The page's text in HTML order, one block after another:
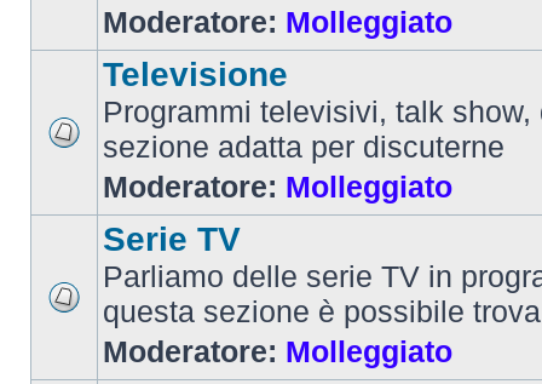
Moderatore: Molleggiato
Televisione
Programmi televisivi, talk show,
sezione adatta per discuterne
Moderatore: Molleggiato
Serie TV
Parliamo delle serie TV in
questa sezione è possibile
Moderatore: Molleggiato